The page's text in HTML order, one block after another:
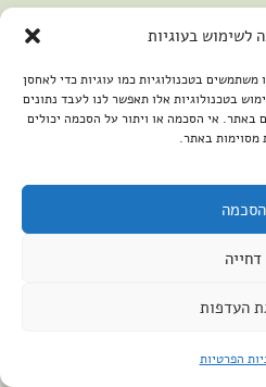
לשימוש בעוגיות
בטכנולוגיות כמו עוגיות כדי לאחסן
בטכנולוגיות אלו תאפשר לנו לעבד נתונים
באתר. אי הסכמה או ויתור על הסכמה יכולים
מסוימות באתר.
הסכמה
דחייה
העדפות
הפרטיות
נגישות